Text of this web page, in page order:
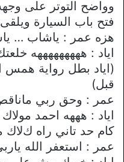
وواضح التوتر على
فتح باب السيارة
هزه عمر : ياشاب …
اياد : هههههههههه
(اياد بطل رواية همس
قبل)
عمر : وحق ربي
اياد : هههه احمد
كام حد تاني راه كﻻك
عمر : استعفر الله